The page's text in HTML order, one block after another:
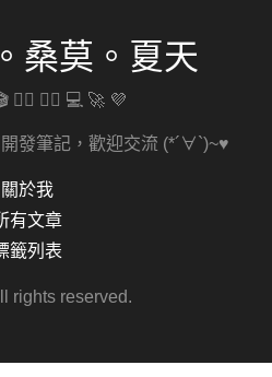
桑莫。夏天
🚴‍♀️ 🏋️‍♀️ 💻 🚀 💜
發筆記，歡迎交流 (*´∀`)~♥
關於我
有文章
籤列表
rights reserved.